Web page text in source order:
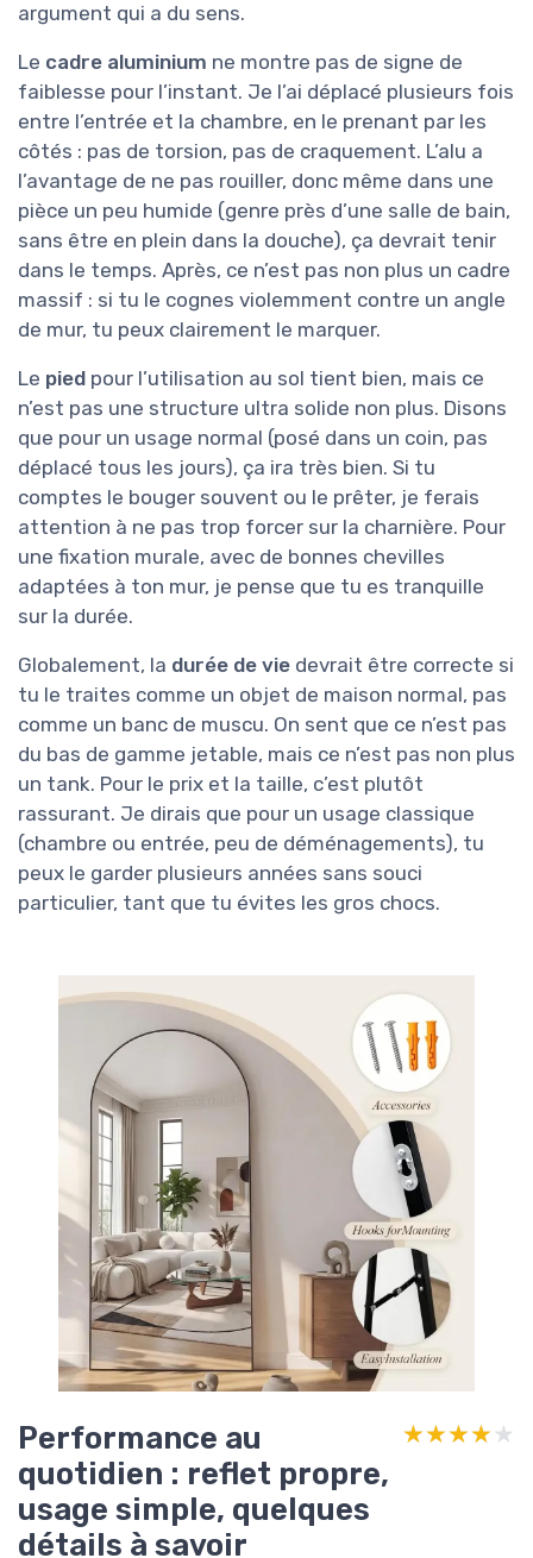
argument qui a du sens.
Le cadre aluminium ne montre pas de signe de
faiblesse pour l’instant. Je l’ai déplacé plusieurs fois
entre l’entrée et la chambre, en le prenant par les
côtés : pas de torsion, pas de craquement. L’alu a
l’avantage de ne pas rouiller, donc même dans une
pièce un peu humide (genre près d’une salle de bain,
sans être en plein dans la douche), ça devrait tenir
dans le temps. Après, ce n’est pas non plus un cadre
massif : si tu le cognes violemment contre un angle
de mur, tu peux clairement le marquer.
Le pied pour l’utilisation au sol tient bien, mais ce
n’est pas une structure ultra solide non plus. Disons
que pour un usage normal (posé dans un coin, pas
déplacé tous les jours), ça ira très bien. Si tu
comptes le bouger souvent ou le prêter, je ferais
attention à ne pas trop forcer sur la charnière. Pour
une fixation murale, avec de bonnes chevilles
adaptées à ton mur, je pense que tu es tranquille
sur la durée.
Globalement, la durée de vie devrait être correcte si
tu le traites comme un objet de maison normal, pas
comme un banc de muscu. On sent que ce n’est pas
du bas de gamme jetable, mais ce n’est pas non plus
un tank. Pour le prix et la taille, c’est plutôt
rassurant. Je dirais que pour un usage classique
(chambre ou entrée, peu de déménagements), tu
peux le garder plusieurs années sans souci
particulier, tant que tu évites les gros chocs.
Performance au
quotidien : reflet propre,
usage simple, quelques
détails à savoir
★★★★★
★★★★★